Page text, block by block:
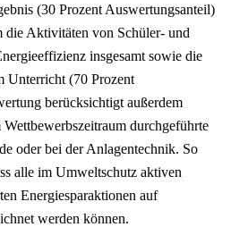
(30 Prozent Auswertungsanteil)
die Aktivitäten von Schüler- und
insgesamt sowie die
Unterricht (70 Prozent
berücksichtigt außerdem
durchgeführte
oder bei der Anlagentechnik. So
alle im Umweltschutz aktiven
Energiesparaktionen auf
werden können.